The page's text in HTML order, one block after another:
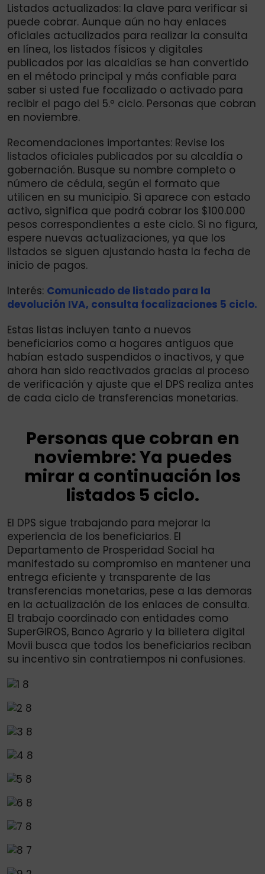
Listados actualizados: la clave para verificar si
puede cobrar. Aunque aún no hay enlaces
oficiales actualizados para realizar la consulta
en línea, los listados físicos y digitales
publicados por las alcaldías se han convertido
en el método principal y más confiable para
saber si usted fue focalizado o activado para
recibir el pago del 5.º ciclo. Personas que cobran
en noviembre.
Recomendaciones importantes: Revise los
listados oficiales publicados por su alcaldía o
gobernación. Busque su nombre completo o
número de cédula, según el formato que
utilicen en su municipio. Si aparece con estado
activo, significa que podrá cobrar los $100.000
pesos correspondientes a este ciclo. Si no figura,
espere nuevas actualizaciones, ya que los
listados se siguen ajustando hasta la fecha de
inicio de pagos.
Interés: Comunicado de listado para la
devolución IVA, consulta focalizaciones 5 ciclo.
Estas listas incluyen tanto a nuevos
beneficiarios como a hogares antiguos que
habían estado suspendidos o inactivos, y que
ahora han sido reactivados gracias al proceso
de verificación y ajuste que el DPS realiza antes
de cada ciclo de transferencias monetarias.
Personas que cobran en
noviembre: Ya puedes
mirar a continuación los
listados 5 ciclo.
El DPS sigue trabajando para mejorar la
experiencia de los beneficiarios. El
Departamento de Prosperidad Social ha
manifestado su compromiso en mantener una
entrega eficiente y transparente de las
transferencias monetarias, pese a las demoras
en la actualización de los enlaces de consulta.
El trabajo coordinado con entidades como
SuperGIROS, Banco Agrario y la billetera digital
Movii busca que todos los beneficiarios reciban
su incentivo sin contratiempos ni confusiones.